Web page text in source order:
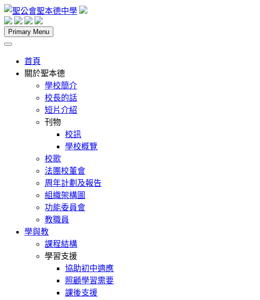
Skip
to
content
聖公會聖本德中學
Primary Menu
首頁
關於聖本德
學校簡介
校長的話
短片介紹
刊物
校訊
學校概覽
校歌
法團校董會
周年計劃及報告
組織架構圖
功能委員會
教職員
學與教
課程結構
學習支援
協助初中適應
照顧學習需要
課後支援